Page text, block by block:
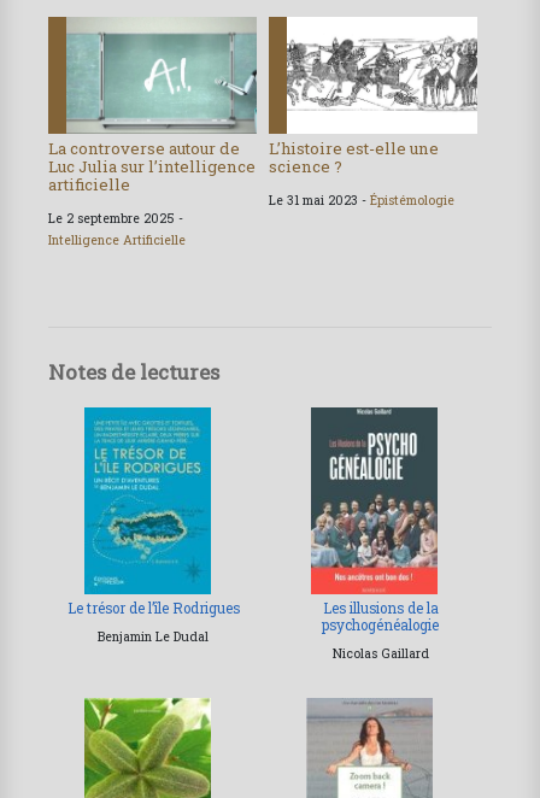
La controverse autour de
Luc Julia sur l’intelligence
artificielle
Le 2 septembre 2025 -
Intelligence Artificielle
L’histoire est-elle une
science ?
Le 31 mai 2023 - Épistémologie
Notes de lectures
Le trésor de l’île Rodrigues
Benjamin Le Dudal
Les illusions de la
psychogénéalogie
Nicolas Gaillard